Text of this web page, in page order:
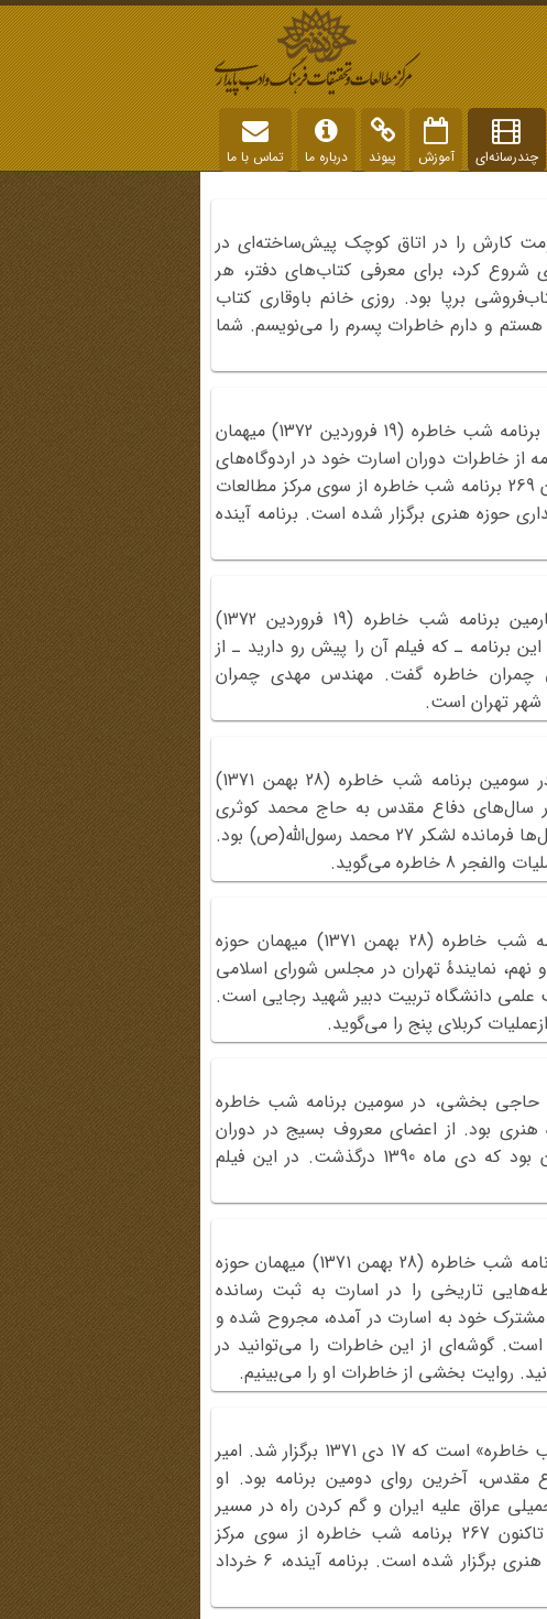
چندرسانه‌ای آموزش پیوند درباره ما تماس با ما
کارش را در اتاق کوچک پیش‌ساخته‌ای در
کرد، برای معرفی کتاب‌های دفتر، هر
برپا بود. روزی خانم باوقاری کتاب
و دارم خاطرات پسرم را می‌نویسم. شما
موسی حسین‌زاده در چهارمین برنامه شب خاطره (19 فروردین 1372) میهمان
از خاطرات دوران اسارت خود در اردوگاه‌های
ارتش صدام گفته است. تاکنون 269 برنامه شب خاطره از سوی مرکز مطالعات
حوزه هنری برگزار شده است. برنامه آینده
مهندس مهدی چمران در چهارمین برنامه شب خاطره (19 فروردین 1372)
برنامه ـ که فیلم آن را پیش رو دارید ـ از
چمران خاطره گفت. مهندس مهدی چمران
تهران است.
سردار محمداسماعیل کوثری در سومین برنامه شب خاطره (28 بهمن 1371)
سال‌‌های دفاع مقدس به حاج محمد کوثری
معروف و در بخشی از این سال‌ها فرمانده لشکر 27 محمد رسول‌الله(ص) بود.
8 خاطره می‌گوید.
حسین مظفر در سومین برنامه شب خاطره (28 بهمن 1371) میهمان حوزه
نمایندهٔ تهران در مجلس شورای اسلامی
دانشگاه تربیت دبیر شهید رجایی است.
کربلای پنج را می‌گوید.
حاجی بخشی، در سومین برنامه شب خاطره
حوزه هنری بود. از اعضای معروف بسیج در دوران
جنگ تحمیلی عراق علیه ایران بود که دی ماه 1390 درگذشت. در این فیلم
خدیجه میرشکار در سومین برنامه شب خاطره (28 بهمن 1371) میهمان حوزه
تاریخی را در اسارت به ثبت رسانده
مشترک خود به اسارت در آمده، مجروح شده و
گوشه‌ای از این خاطرات را می‌توانید در
این فیلم مربوط به دومین «شب خاطره» است که 17 دی 1371 برگزار شد. امیر
آخرین روای دومین برنامه بود. او
عراق علیه ایران و گم کردن راه در مسیر
یکی از عملیات‌ها بیان کرد. تاکنون 267 برنامه شب خاطره از سوی مرکز
مطالعات و تحقیقات فرهنگ و ادب پایداری حوزه هنری برگزار شده است. برنامه آینده، 6 خرداد